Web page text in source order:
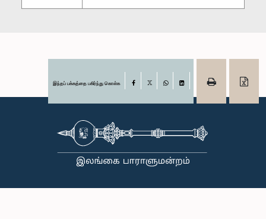
இந்தப் பக்கத்தை பகிர்ந்து கொள்க Facebook